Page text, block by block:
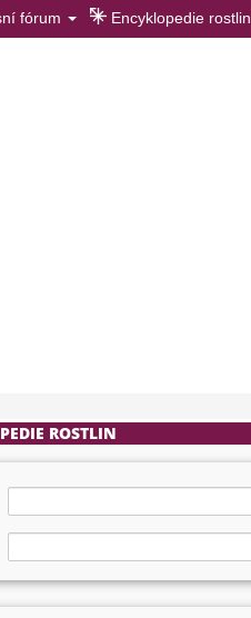
fórum Encyklopedie rostlin
ROSTLIN